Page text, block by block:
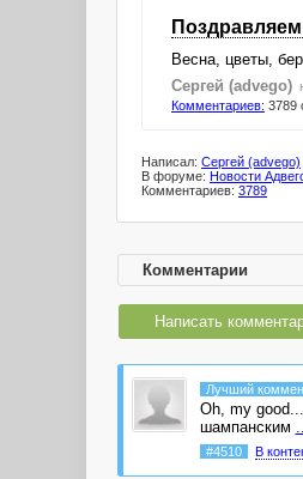
Весна, цветы,
Сергей (advego)
Комментариев: 3789
Написал: Сергей (advego)
В форуме: Новости
Комментариев: 3789
Комментарии
Написать
Лучший
Oh, my
шампанским
#4510 В